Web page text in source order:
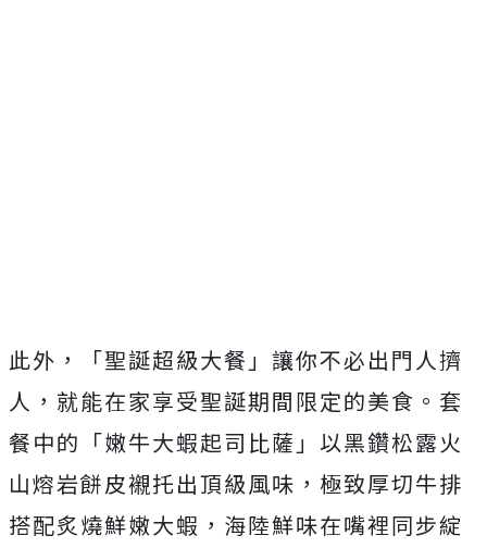
此外，「聖誕超級大餐」讓你不必出門人擠
人，就能在家享受聖誕期間限定的美食。套
餐中的「嫩牛大蝦起司比薩」以黑鑽松露火
山熔岩餅皮襯托出頂級風味，極致厚切牛排
搭配炙燒鮮嫩大蝦，海陸鮮味在嘴裡同步綻